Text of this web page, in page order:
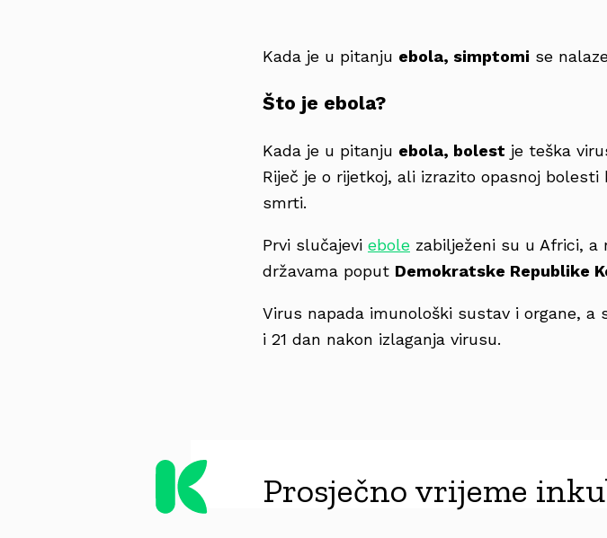
Kada je u pitanju ebola, simptomi se
Što je ebola?
Kada je u pitanju ebola, bolest je teška
Riječ je o rijetkoj, ali izrazito opasnoj
smrti.
Prvi slučajevi ebole zabilježeni su u Africi, a
državama poput Demokratske Republike
Virus napada imunološki sustav i organe,
i 21 dan nakon izlaganja virusu.
Prosječno vrijeme